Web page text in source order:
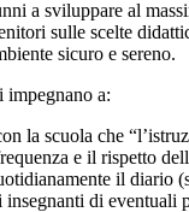
a sviluppare al
sulle scelte
sicuro e sereno.
impegnano a:
la scuola che
e il rispetto
il diario
di eventuali